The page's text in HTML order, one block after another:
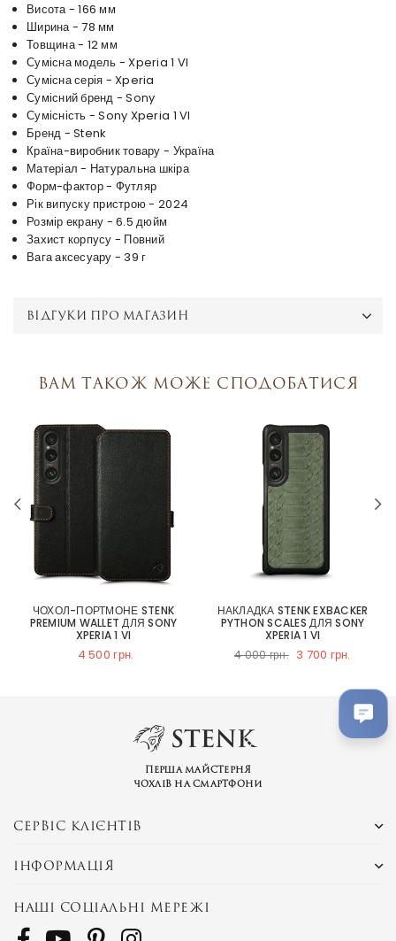
Висота - 166 мм
Ширина - 78 мм
Товщина - 12 мм
Сумісна модель - Xperia 1 VI
Сумісна серія - Xperia
Сумісний бренд - Sony
Сумісність - Sony Xperia 1 VI
Бренд - Stenk
Країна-виробник товару - Україна
Матеріал - Натуральна шкіра
Форм-фактор - Футляр
Рік випуску пристрою - 2024
Розмір екрану - 6.5 дюйм
Захист корпусу - Повний
Вага аксесуару - 39 г
ВІДГУКИ ПРО МАГАЗИН
Вам також може сподобатися
ЧОХОЛ-ПОРТМОНЕ STENK
PREMIUM WALLET ДЛЯ SONY
XPERIA 1 VI
4 500 грн.
НАКЛАДКА STENK EXBACKER
PYTHON SCALES ДЛЯ SONY
XPERIA 1 VI
4 000 грн. 3 700 грн.
Перша майстерня
чохлів на смартфони
СЕРВІС КЛІЄНТІВ
ІНФОРМАЦІЯ
НАШІ СОЦІАЛЬНІ МЕРЕЖІ